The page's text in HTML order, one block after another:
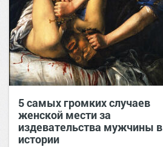
5 самых громких случаев
женской мести за
издевательства мужчины в
истории